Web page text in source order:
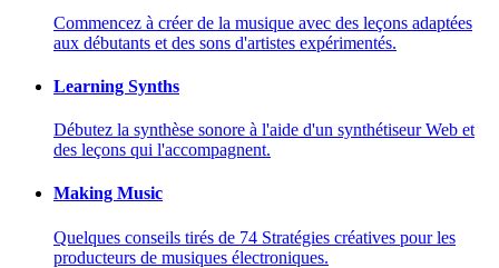
Commencez à créer de la musique avec des leçons adaptées
aux débutants et des sons d'artistes expérimentés.
Learning Synths
Débutez la synthèse sonore à l'aide d'un synthétiseur Web et
des leçons qui l'accompagnent.
Making Music
Quelques conseils tirés de 74 Stratégies créatives pour les
producteurs de musiques électroniques.